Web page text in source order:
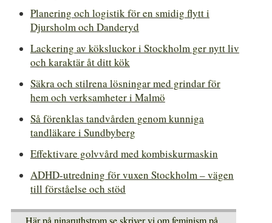
Planering och logistik för en smidig flytt i
Djursholm och Danderyd
Lackering av köksluckor i Stockholm ger nytt liv
och karaktär åt ditt kök
Säkra och stilrena lösningar med grindar för
hem och verksamheter i Malmö
Så förenklas tandvården genom kunniga
tandläkare i Sundbyberg
Effektivare golvvård med kombiskurmaskin
ADHD-utredning för vuxen Stockholm – vägen
till förståelse och stöd
Här på ninaruthstrom.se skriver vi om feminism på